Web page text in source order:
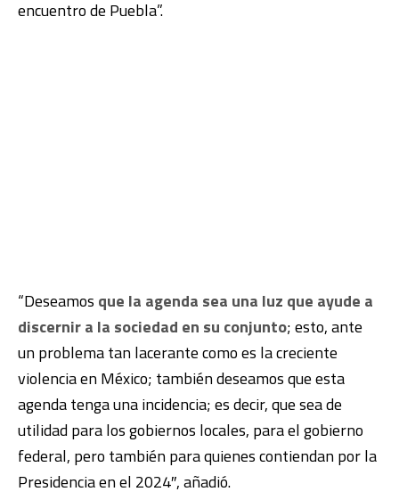
encuentro de Puebla”.
“Deseamos que la agenda sea una luz que ayude a
discernir a la sociedad en su conjunto; esto, ante
un problema tan lacerante como es la creciente
violencia en México; también deseamos que esta
agenda tenga una incidencia; es decir, que sea de
utilidad para los gobiernos locales, para el gobierno
federal, pero también para quienes contiendan por la
Presidencia en el 2024″, añadió.